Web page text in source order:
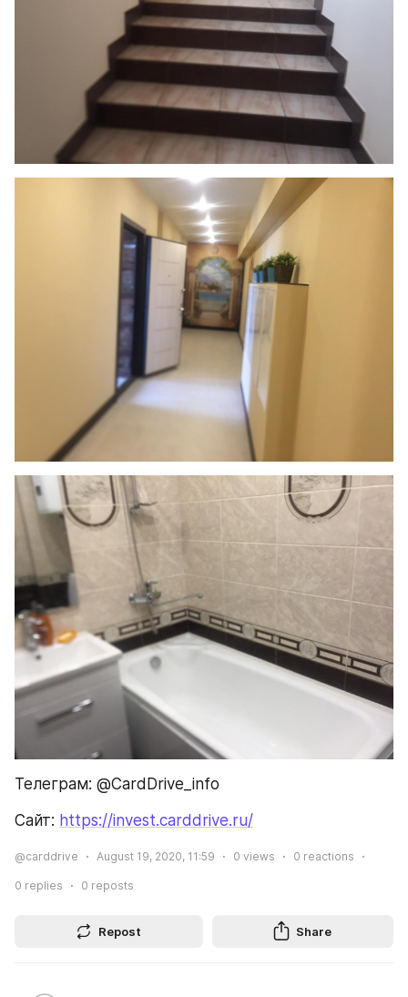
Телеграм: @CardDrive_info
Сайт: https://invest.carddrive.ru/
@carddrive August 19, 2020, 11:59 0 views 0 reactions
0 replies 0 reposts
Repost Share